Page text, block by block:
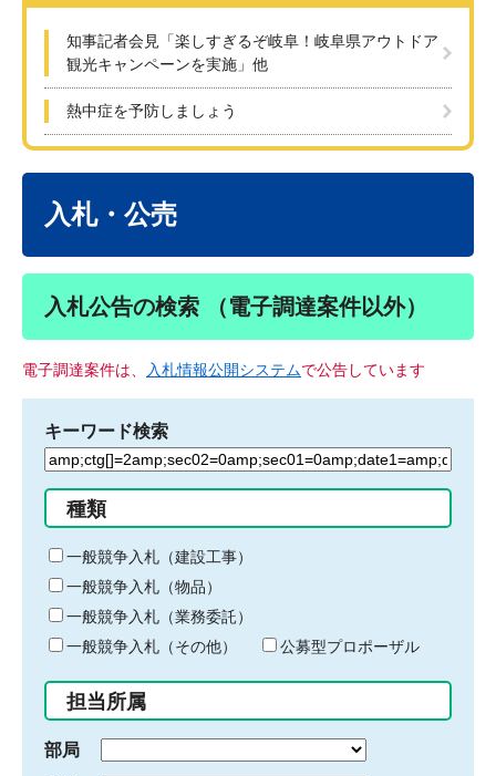
知事記者会見「楽しすぎるぞ岐阜！岐阜県アウトドア
観光キャンペーンを実施」他
熱中症を予防しましょう
入札・公売
入札公告の検索 （電子調達案件以外）
電子調達案件は、 入札情報公開システムで公告しています
キーワード検索
検
る
キ
ー
ワ
ー
ド
入
力
種類
一般競争入札（建設工事）
一般競争入札（物品）
一般競争入札（業務委託）
一般競争入札（その他）
公募型プロポーザル
担当所属
部局